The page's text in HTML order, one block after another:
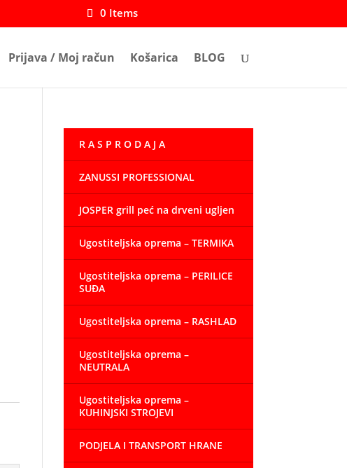
0 Items
Prijava / Moj račun Košarica BLOG
R A S P R O D A J A
ZANUSSI PROFESSIONAL
JOSPER grill peć na drveni ugljen
Ugostiteljska oprema – TERMIKA
Ugostiteljska oprema – PERILICE
SUĐA
Ugostiteljska oprema – RASHLAD
Ugostiteljska oprema –
NEUTRALA
Ugostiteljska oprema –
KUHINJSKI STROJEVI
PODJELA I TRANSPORT HRANE